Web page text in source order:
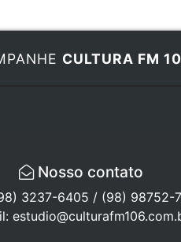
CULTURA FM
Nosso contato
3237-6405 / (98) 98752-